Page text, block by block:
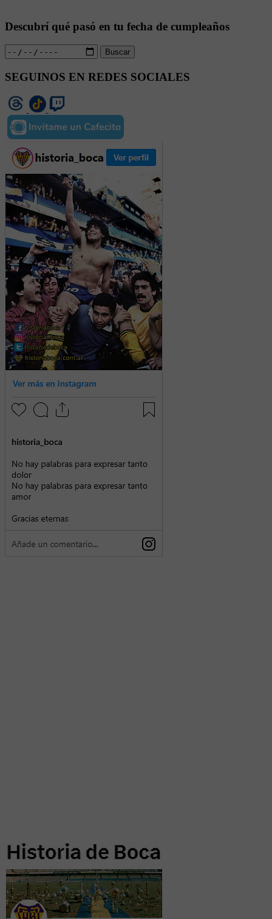
Descubrí qué pasó en tu fecha de cumpleaños
Buscar
SEGUINOS EN REDES SOCIALES